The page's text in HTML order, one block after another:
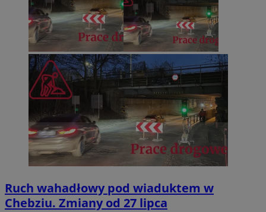
Ruch wahadłowy pod wiaduktem w
Chebziu. Zmiany od 27 lipca